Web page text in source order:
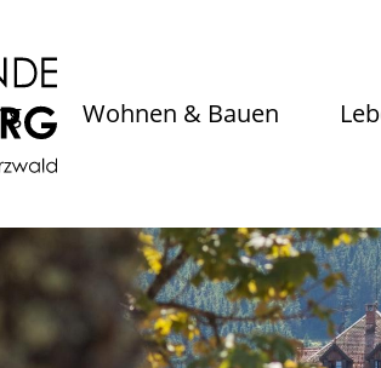
Wohnen & Bauen